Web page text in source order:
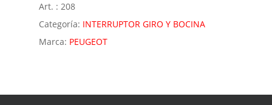
Art. : 208
Categoría: INTERRUPTOR GIRO Y BOCINA
Marca: PEUGEOT